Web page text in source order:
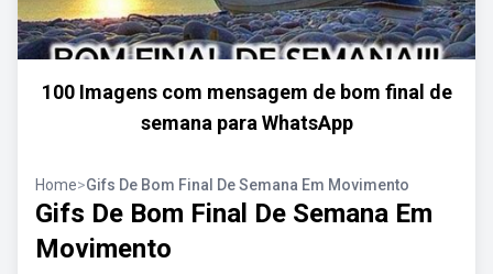
100 Imagens com mensagem de bom final de
semana para WhatsApp
Home>Gifs De Bom Final De Semana Em Movimento
Gifs De Bom Final De Semana Em
Movimento